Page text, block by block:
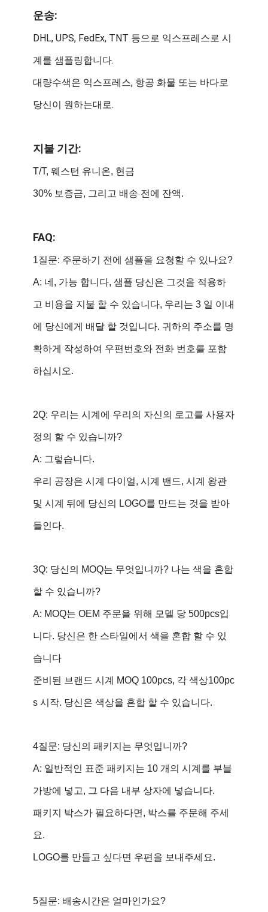
운송:
DHL, UPS, FedEx, TNT 등으로 익스프레스로 시
계를 샘플링합니다.
대량수색은 익스프레스, 항공 화물 또는 바다로
당신이 원하는대로.
지불 기간:
T/T, 웨스턴 유니온, 현금
30% 보증금, 그리고 배송 전에 잔액.
FAQ:
1질문: 주문하기 전에 샘플을 요청할 수 있나요?
A: 네, 가능 합니다, 샘플 당신은 그것을 적용하
고 비용을 지불 할 수 있습니다, 우리는 3 일 이내
에 당신에게 배달 할 것입니다. 귀하의 주소를 명
확하게 작성하여 우편번호와 전화 번호를 포함
하십시오.
2Q: 우리는 시계에 우리의 자신의 로고를 사용자
정의 할 수 있습니까?
A: 그렇습니다.
우리 공장은 시계 다이얼, 시계 밴드, 시계 왕관
및 시계 뒤에 당신의 LOGO를 만드는 것을 받아
들인다.
3Q: 당신의 MOQ는 무엇입니까? 나는 색을 혼합
할 수 있습니까?
A: MOQ는 OEM 주문을 위해 모델 당 500pcs입
니다. 당신은 한 스타일에서 색을 혼합 할 수 있
습니다
준비된 브랜드 시계 MOQ 100pcs, 각 색상100pc
s 시작. 당신은 색상을 혼합 할 수 있습니다.
4질문: 당신의 패키지는 무엇입니까?
A: 일반적인 표준 패키지는 10 개의 시계를 부블
가방에 넣고, 그 다음 내부 상자에 넣습니다.
패키지 박스가 필요하다면, 박스를 주문해 주세
요.
LOGO를 만들고 싶다면 우편을 보내주세요.
5질문: 배송시간은 얼마인가요?